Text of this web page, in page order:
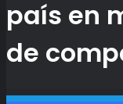
país en
de